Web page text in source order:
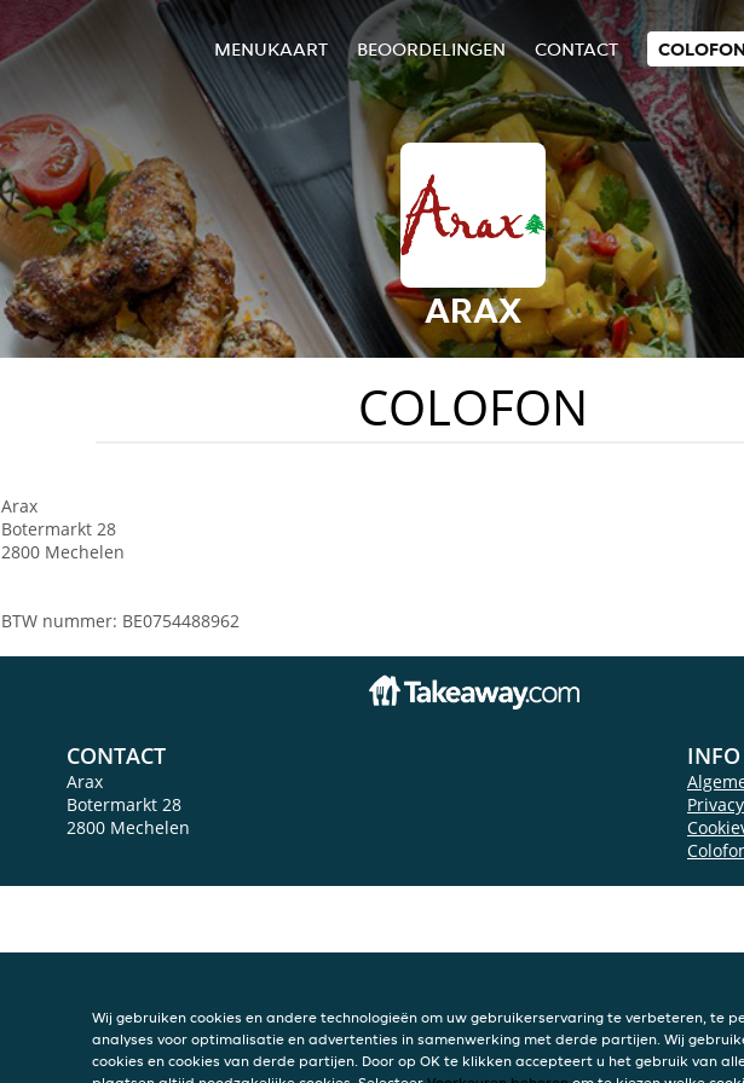
MENUKAART BEOORDELINGEN CONTACT
ARAX
COLOFON
Arax
Botermarkt 28
2800 Mechelen
BTW nummer: BE0754488962
CONTACT
Arax
Botermarkt 28
2800 Mechelen
INFO
Wij gebruiken cookies en andere technologieën om uw gebruikerservaring te verbeteren, te
analyses voor optimalisatie en advertenties in samenwerking met derde partijen. Wij
cookies en cookies van derde partijen. Door op OK te klikken accepteert u het gebruik van